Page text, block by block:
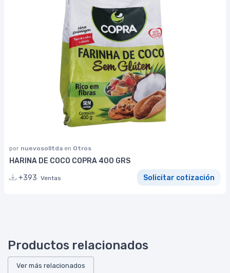
por nuevosolltda en Otros
HARINA DE COCO COPRA 400 GRS
+393 Ventas Solicitar cotización
Productos relacionados
Ver más relacionados